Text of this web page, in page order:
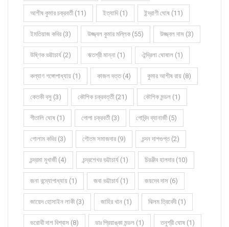
আশীষ কুমার চক্রবর্তী (11) ইত্যাদি (1) ইন্দ্রাণী ঘোষ (11)
ইমতিয়াজ কবির (3) উজ্জ্বল কুমার মল্লিক (55) উজ্জ্বল দাস (3)
উষ্ণিক ভট্টাচার্য (2) ঋতশ্রী মান্না (1) ঐন্দ্রিলা ঘোষাল (1)
কল্যাণ গঙ্গোপাধ্যায় (1) কাজল দত্ত (4) কুমার আশীষ রায় (8)
কেতকী বসু (3) কৌশিক চক্রবর্ত্তী (21) কৌশিক মন্ডল (1)
গীতালি ঘোষ (1) গোপা চক্রবর্তী (3) গোবিন্দ ব্যানার্জী (5)
গোলাম কবির (3) গৌতম সমাজদার (9) চন্দন দাশগুপ্ত (2)
চন্দ্রমা মুখার্জী (4) চন্দ্রশেখর ভট্টাচার্য (1) চিরঞ্জীব হালদার (10)
জনা বন্দ্যোপাধ্যায় (1) জবা ভট্টাচার্য (1) জয়দেব দাস (6)
জায়েদ হোসাইন লাকী (3) জাহির খান (1) ঝিলম ত্রিবেদী (1)
ডরোথী দাশ বিশ্বাস (8) ডাঃ প্রিয়াঙ্কা মন্ডল (1) তনুশ্রী ঘোষ (1)